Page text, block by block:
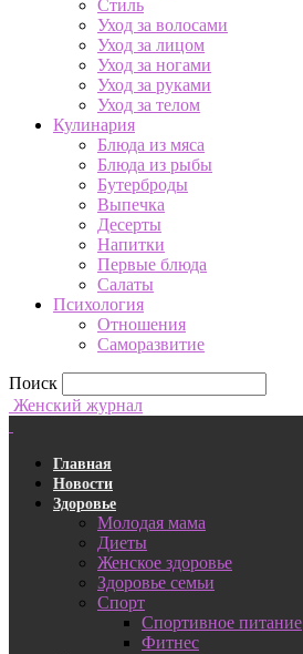
Стиль
Уход за волосами
Уход за лицом
Уход за ногами
Уход за руками
Уход за телом
Кулинария
Блюда из мяса
Блюда из рыбы
Бутерброды
Выпечка
Десерты
Напитки
Первые блюда
Салаты
Психология
Отношения
Саморазвитие
Поиск
Женский журнал
Главная
Новости
Здоровье
Молодая мама
Диеты
Женское здоровье
Здоровье семьи
Спорт
Спортивное питание
Фитнес